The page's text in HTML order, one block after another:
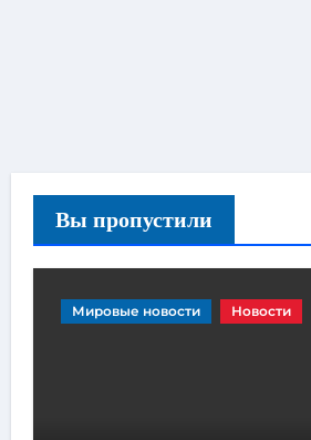
Вы пропустили
Мировые новости Новости